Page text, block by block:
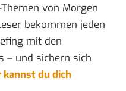
Themen von Morgen
bekommen jeden
mit den
– und sichern sich
kannst du dich